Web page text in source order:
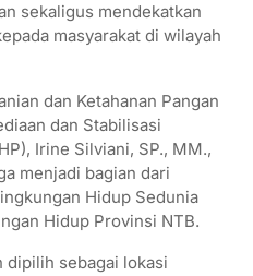
sekaligus mendekatkan
masyarakat di wilayah
dan Ketahanan Pangan
dan Stabilisasi
Irine Silviani, SP., MM.,
menjadi bagian dari
Hidup Sedunia
Hidup Provinsi NTB.
dipilih sebagai lokasi